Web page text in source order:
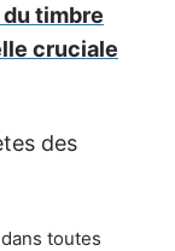
timbre
cruciale
des
toutes